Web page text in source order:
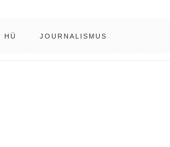
HÜ JOURNALISMUS